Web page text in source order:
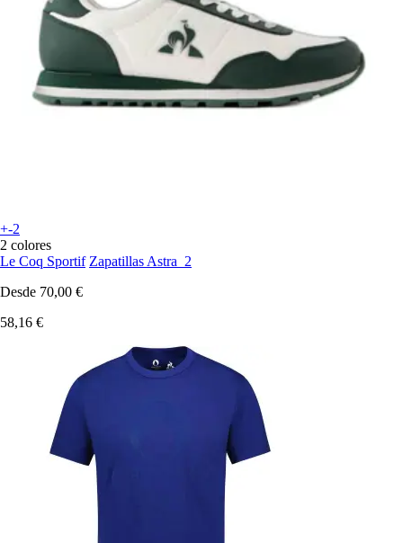
+-2
2 colores
Le Coq Sportif Zapatillas Astra_2
Desde 70,00 €
58,16 €